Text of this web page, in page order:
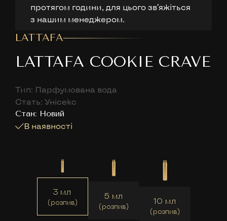
протягом години, для цього звʼяжіться
з нашим менеджером.
LATTAFA
LATTAFA COOKIE CRAVE
Тип: Парфумована вода
Стать: Унісекс
Cтан: Новий
В наявності
3 мл
(розпив)
5 мл
(розпив)
10 мл
(розпив)